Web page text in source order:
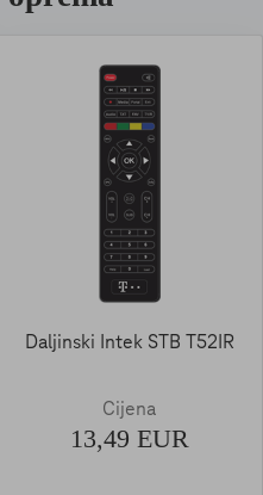
Daljinski Intek STB T52IR
Cijena
13,49 EUR